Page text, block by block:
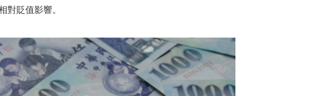
對貶值影響。